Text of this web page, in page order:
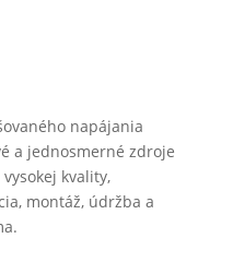
napájania
a jednosmerné zdroje
kvality,
montáž, údržba a